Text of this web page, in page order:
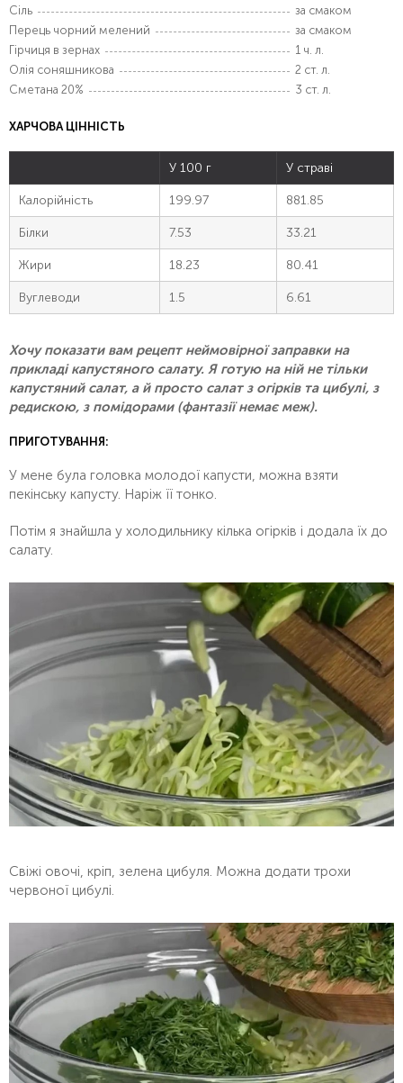
Сіль
за смаком
Перець чорний мелений
за смаком
Гірчиця в зернах
1 ч. л.
Олія соняшникова
2 ст. л.
Сметана 20%
3 ст. л.
ХАРЧОВА ЦІННІСТЬ
У 100 г У страві
Калорійність 199.97 881.85
Білки 7.53 33.21
Жири 18.23 80.41
Вуглеводи 1.5 6.61
Хочу показати вам рецепт неймовірної заправки на
прикладі капустяного салату. Я готую на ній не тільки
капустяний салат, а й просто салат з огірків та цибулі, з
редискою, з помідорами (фантазії немає меж).
ПРИГОТУВАННЯ:
У мене була головка молодої капусти, можна взяти
пекінську капусту. Наріж її тонко.
Потім я знайшла у холодильнику кілька огірків і додала їх до
салату.
Свіжі овочі, кріп, зелена цибуля. Можна додати трохи
червоної цибулі.